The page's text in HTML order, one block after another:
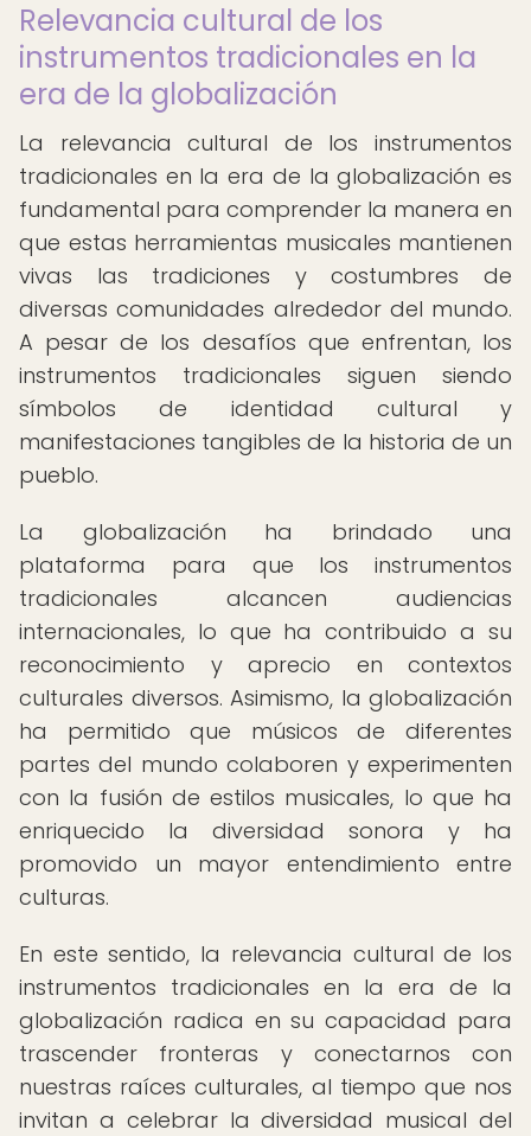
Relevancia cultural de los
instrumentos tradicionales en la
era de la globalización
La relevancia cultural de los instrumentos
tradicionales en la era de la globalización es
fundamental para comprender la manera en
que estas herramientas musicales mantienen
vivas las tradiciones y costumbres de
diversas comunidades alrededor del mundo.
A pesar de los desafíos que enfrentan, los
instrumentos tradicionales siguen siendo
símbolos de identidad cultural y
manifestaciones tangibles de la historia de un
pueblo.
La globalización ha brindado una
plataforma para que los instrumentos
tradicionales alcancen audiencias
internacionales, lo que ha contribuido a su
reconocimiento y aprecio en contextos
culturales diversos. Asimismo, la globalización
ha permitido que músicos de diferentes
partes del mundo colaboren y experimenten
con la fusión de estilos musicales, lo que ha
enriquecido la diversidad sonora y ha
promovido un mayor entendimiento entre
culturas.
En este sentido, la relevancia cultural de los
instrumentos tradicionales en la era de la
globalización radica en su capacidad para
trascender fronteras y conectarnos con
nuestras raíces culturales, al tiempo que nos
invitan a celebrar la diversidad musical del